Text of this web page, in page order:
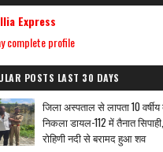
Express
complete profile
POSTS LAST 30 DAYS
जिला अस्पताल से लापता 10 वर्षीय
निकला डायल-112 में तैनात
रोहिणी नदी से बरामद हुआ शव